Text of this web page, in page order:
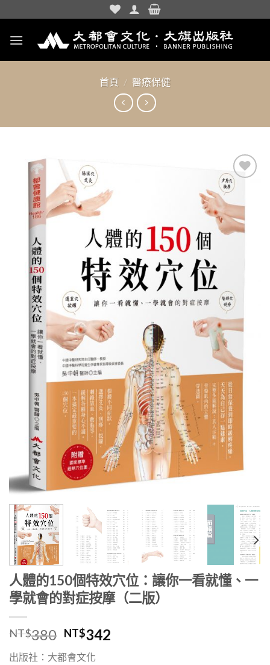
to
content
首頁 / 醫療保健
單」
人體的150個特效穴位：讓你一看就懂、一
學就會的對症按摩（二版）
NT$380 NT$342
出版社：大都會文化